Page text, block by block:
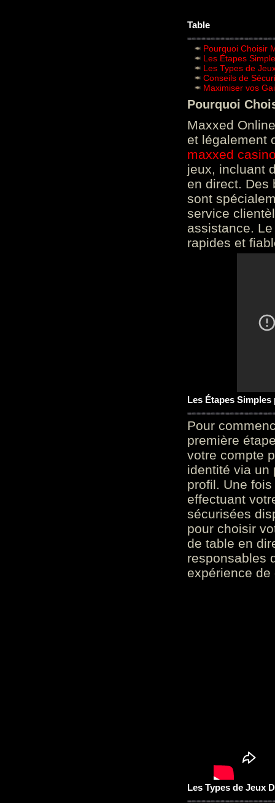
Table
Pourquoi Choisir
Les Étapes
Les Types de
Conseils de
Maximiser vos
Pourquoi
Maxxed
et légalement
maxxed
jeux, incluant
en direct. Des
sont
service
assistance.
rapides et
Les Étapes
Pour
première
votre compte
identité via un
profil. Une
effectuant
sécurisées
pour choisir
de table en
responsables
expérience
Les Types de Jeux